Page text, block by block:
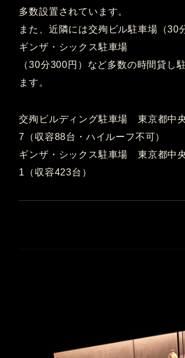
多数設置されています。
また、近隣には交殉ビル駐車場（30
ギンザ・シックス駐車場
（30分300円）など多数の時間貸し
ます。
交殉ビルディング駐車場 東京都中
7（収容88台・ハイルーフ不可）
ギンザ・シックス駐車場 東京都中
1（収容423台）